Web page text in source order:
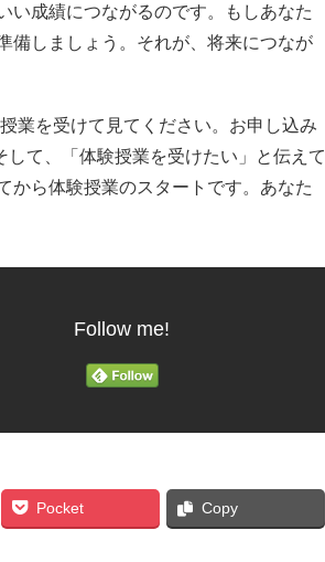
い成績につながるのです。もしあなた
備しましょう。それが、将来につなが
業を受けて見てください。お申し込み
て、「体験授業を受けたい」と伝えて
から体験授業のスタートです。あなた
Follow me!
Pocket Copy